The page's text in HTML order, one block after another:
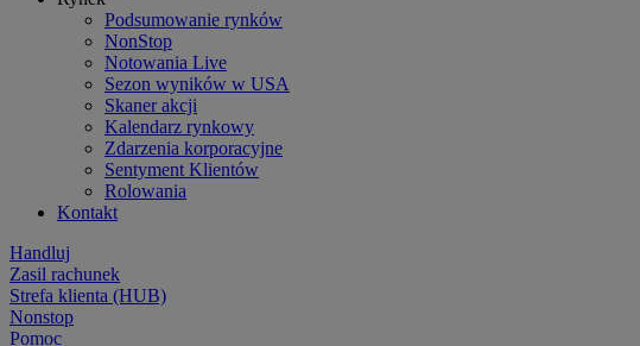
Podsumowanie rynków
NonStop
Notowania Live
Sezon wyników w USA
Skaner akcji
Kalendarz rynkowy
Zdarzenia korporacyjne
Sentyment Klientów
Rolowania
Kontakt
Handluj
Zasil rachunek
Strefa klienta (HUB)
Nonstop
Pomoc